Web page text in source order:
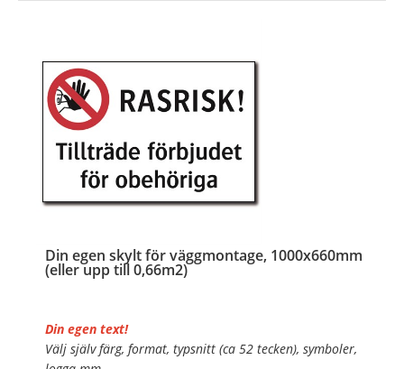
Din egen skylt för väggmontage, 1000x660mm
(eller upp till 0,66m2)
Din egen text!
Välj själv färg, format, typsnitt (ca 52 tecken), symboler,